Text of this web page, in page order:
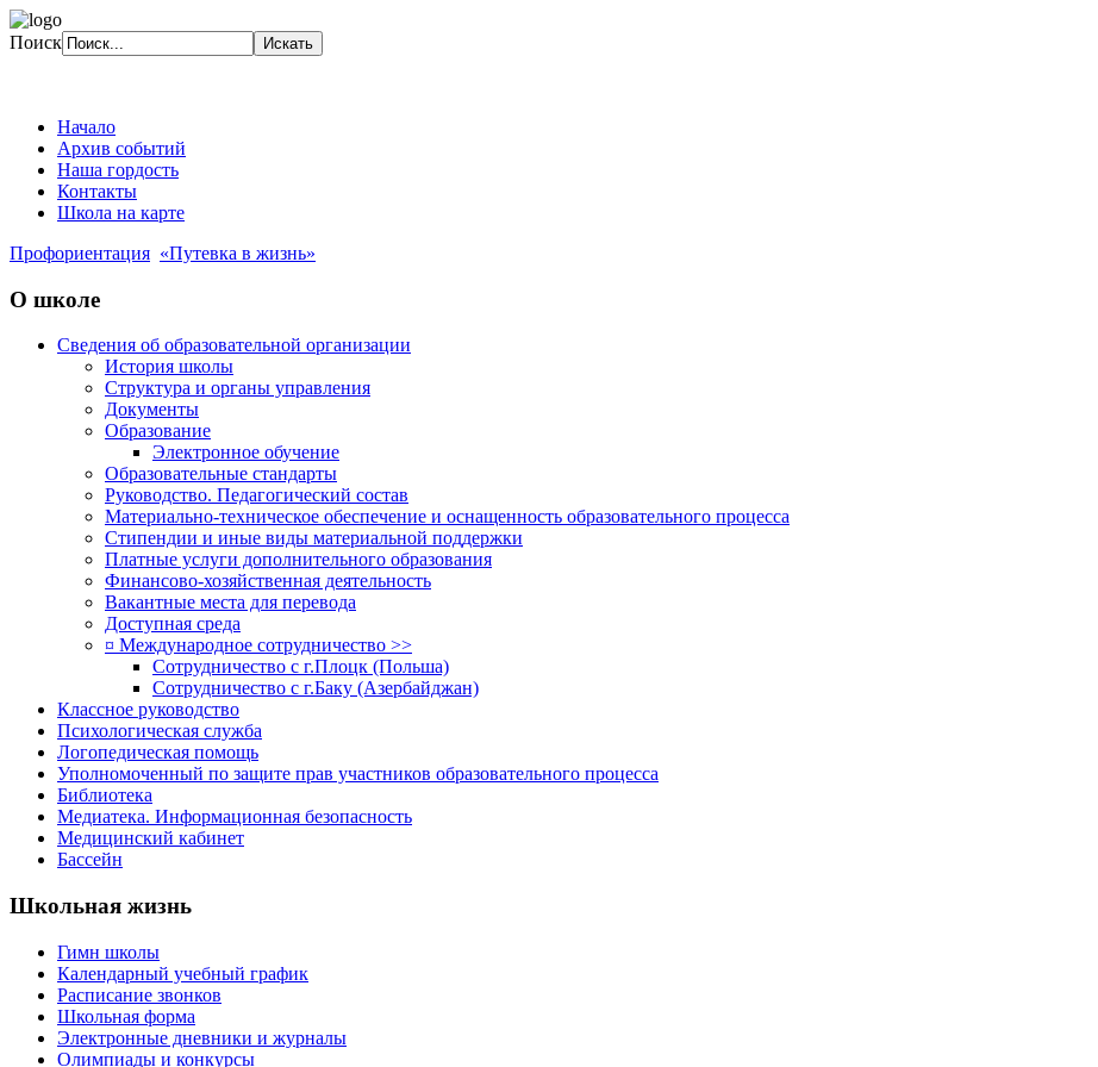
Поиск
Начало
Архив событий
Наша гордость
Контакты
Школа на карте
Профориентация «Путевка в жизнь»
О школе
Сведения об образовательной организации
История школы
Структура и органы управления
Документы
Образование
Электронное обучение
Образовательные стандарты
Руководство. Педагогический состав
Материально-техническое обеспечение и оснащенность образовательного процесса
Стипендии и иные виды материальной поддержки
Платные услуги дополнительного образования
Финансово-хозяйственная деятельность
Вакантные места для перевода
Доступная среда
¤ Международное сотрудничество >>
Сотрудничество с г.Плоцк (Польша)
Сотрудничество с г.Баку (Азербайджан)
Классное руководство
Психологическая служба
Логопедическая помощь
Уполномоченный по защите прав участников образовательного процесса
Библиотека
Медиатека. Информационная безопасность
Медицинский кабинет
Бассейн
Школьная жизнь
Гимн школы
Календарный учебный график
Расписание звонков
Школьная форма
Электронные дневники и журналы
Олимпиады и конкурсы